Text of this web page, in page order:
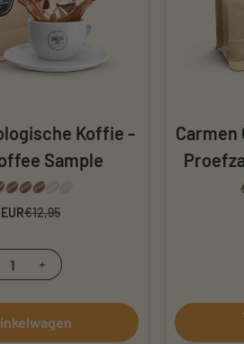
Koffie -
Sample
Verkoopprijs
Normale prijs
€12,95
hoeveelheid voor
Verhoog de hoeveelheid